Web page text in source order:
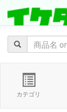
カテゴリ